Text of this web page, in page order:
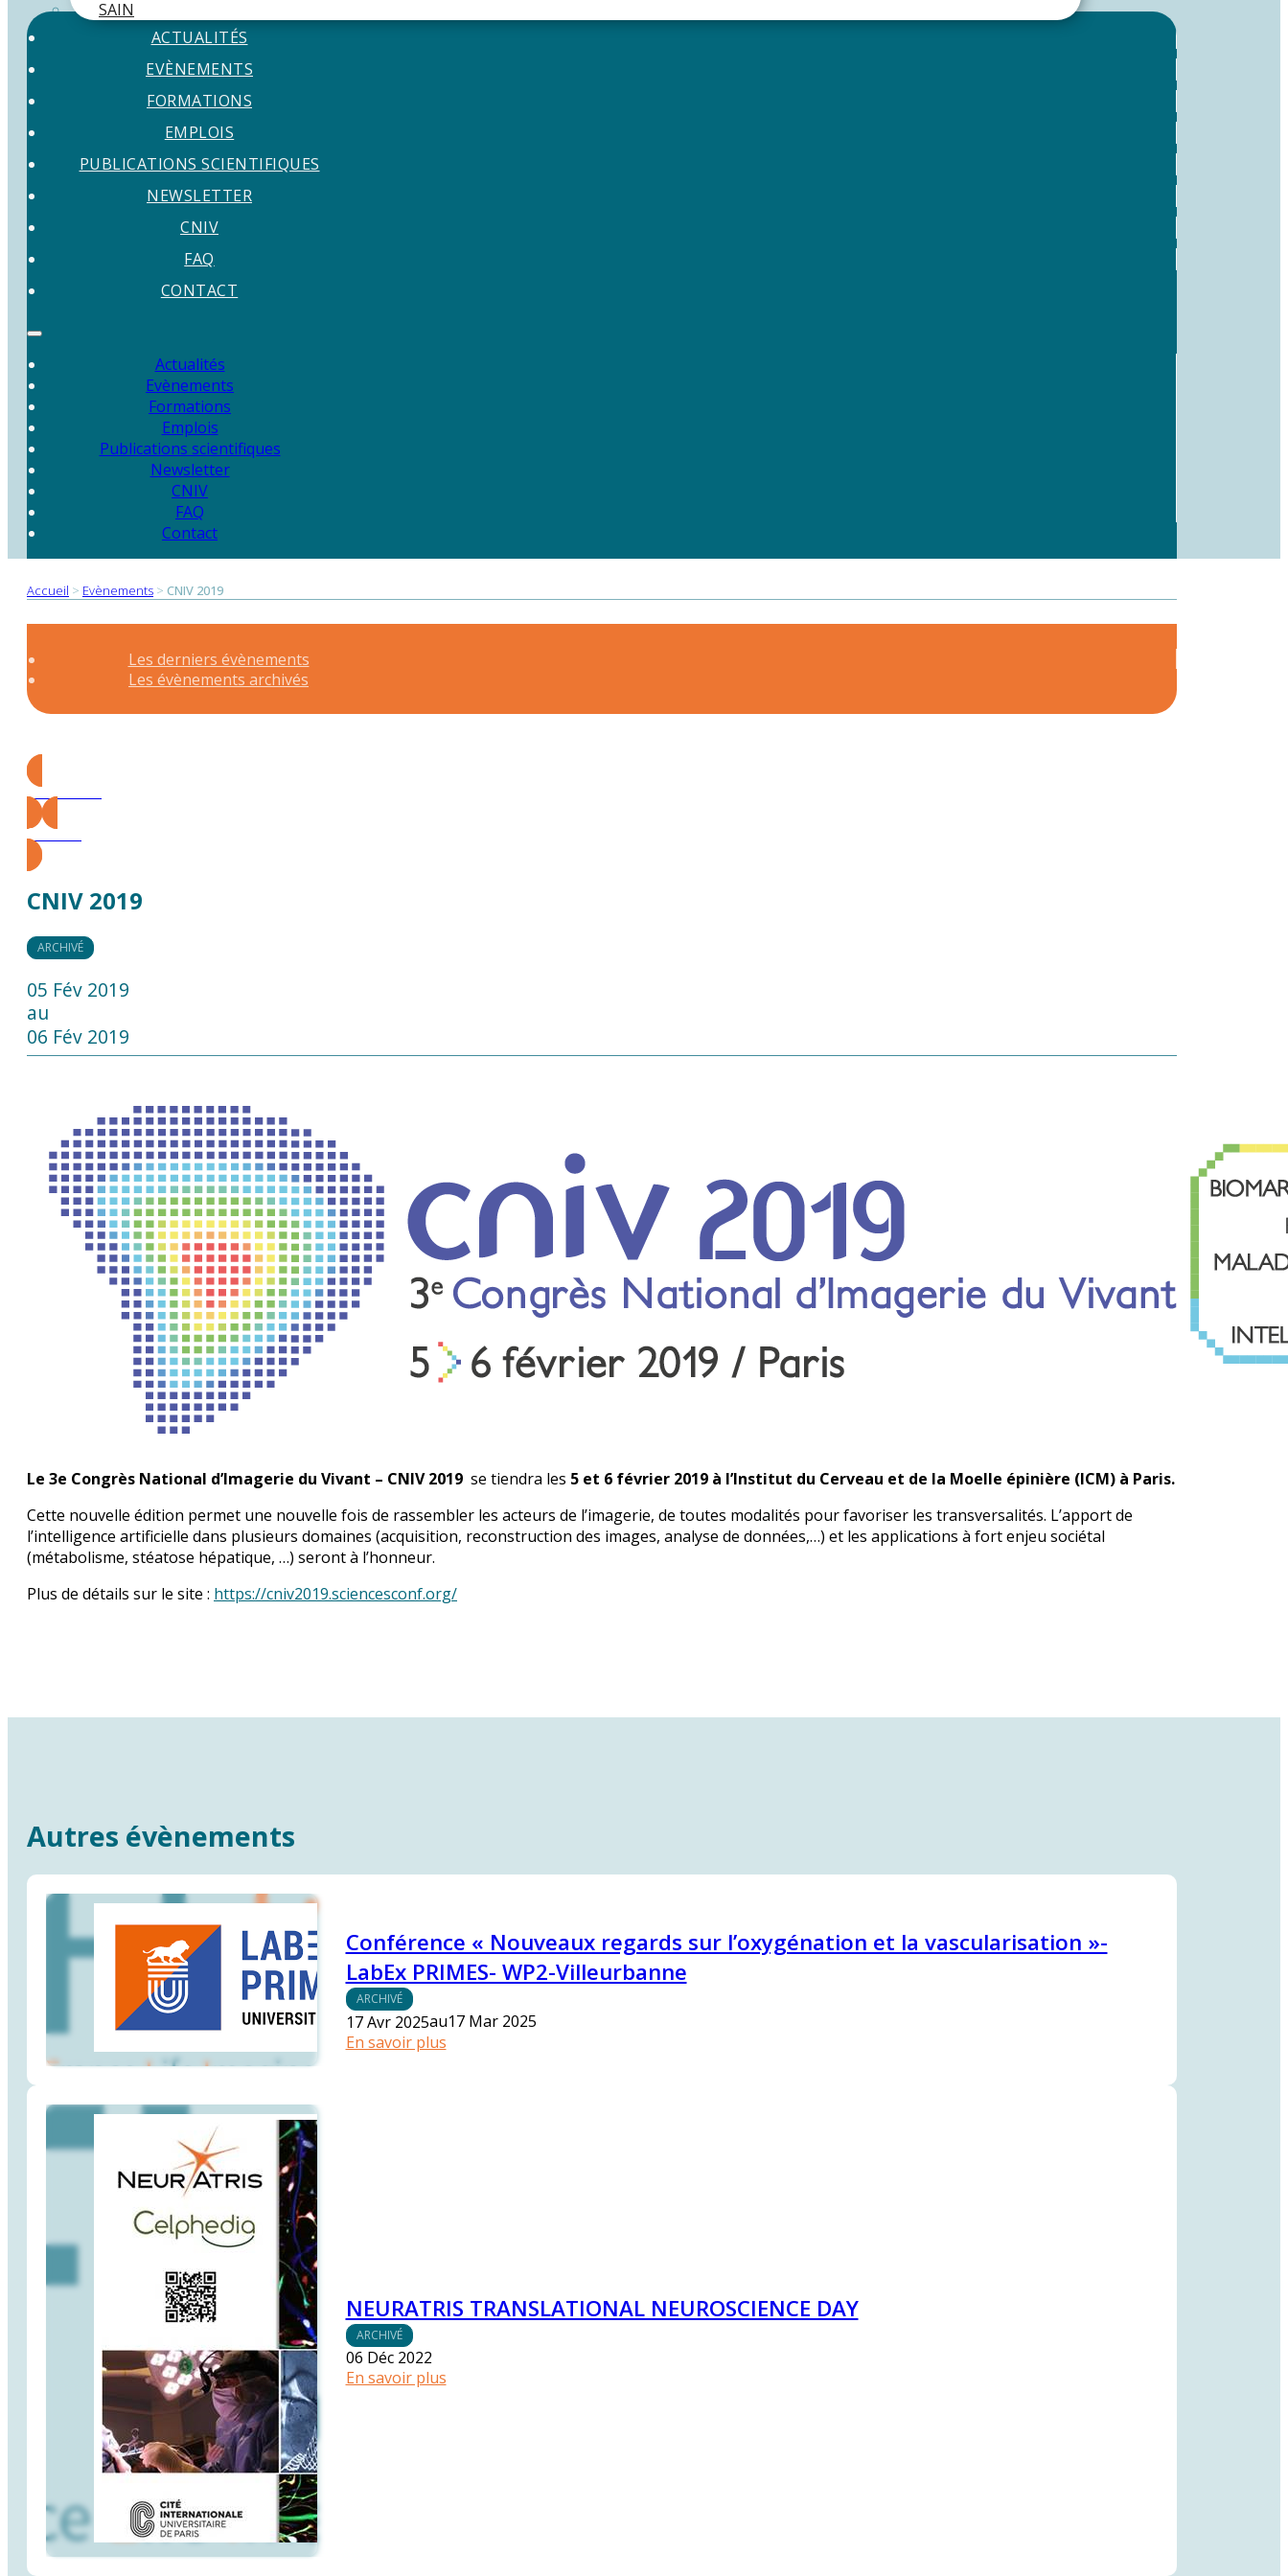
SAIN
ACTUALITÉS
EVÈNEMENTS
FORMATIONS
EMPLOIS
PUBLICATIONS SCIENTIFIQUES
NEWSLETTER
CNIV
FAQ
CONTACT
Actualités
Evènements
Formations
Emplois
Publications scientifiques
Newsletter
CNIV
FAQ
Contact
Accueil > Evènements > CNIV 2019
Les derniers évènements
Les évènements archivés
Précédent
Suivant
CNIV 2019
ARCHIVÉ
05 Fév 2019
au
06 Fév 2019
Le 3e Congrès National d’Imagerie du Vivant – CNIV 2019 se tiendra les 5 et 6 février 2019 à l’Institut du Cerveau et de la Moelle épinière (ICM) à Paris.
Cette nouvelle édition permet une nouvelle fois de rassembler les acteurs de l’imagerie, de toutes modalités pour favoriser les transversalités. L’apport de
l’intelligence artificielle dans plusieurs domaines (acquisition, reconstruction des images, analyse de données,…) et les applications à fort enjeu sociétal
(métabolisme, stéatose hépatique, …) seront à l’honneur.
Plus de détails sur le site : https://cniv2019.sciencesconf.org/
Autres évènements
Conférence « Nouveaux regards sur l’oxygénation et la vascularisation »-
LabEx PRIMES- WP2-Villeurbanne
ARCHIVÉ
17 Avr 2025au17 Mar 2025
En savoir plus
NEURATRIS TRANSLATIONAL NEUROSCIENCE DAY
ARCHIVÉ
06 Déc 2022
En savoir plus